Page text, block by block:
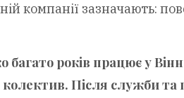
компанії зазначають:
років працює у
Після служби та